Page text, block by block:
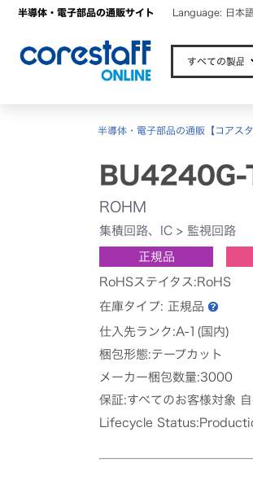
半導体・電子部品の通販サイト Language: 日本
半導体・電子部品の通販【コアス
BU4240G-
ROHM
集積回路、IC > 監視回路
正規品
RoHSステイタス:RoHS
在庫タイプ: 正規品
仕入先ランク:A-1(国内)
梱包形態:テープカット
メーカー梱包数量:3000
保証:すべてのお客様対象
Lifecycle